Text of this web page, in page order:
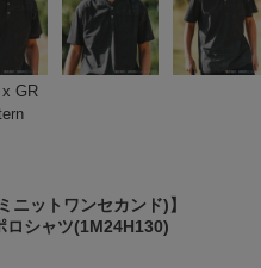
GR
ットワンセカンド)】
シャツ(1M24H130)